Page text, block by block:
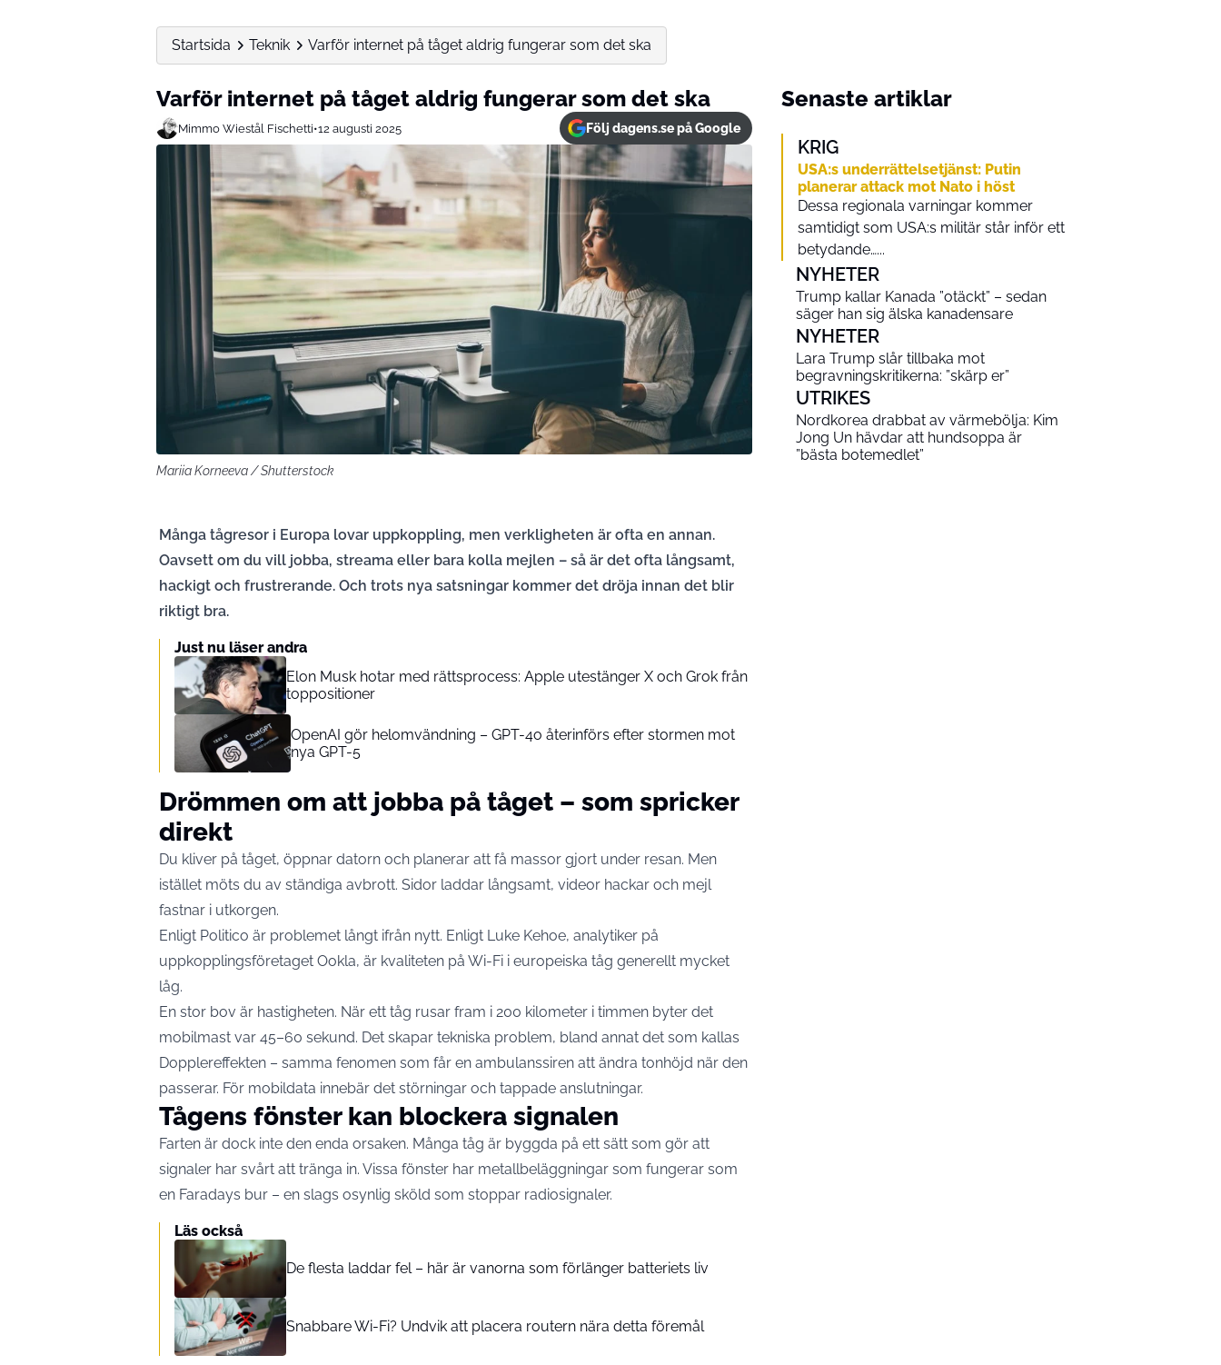
Startsida Teknik Varför internet på tåget aldrig fungerar som det ska
Varför internet på tåget aldrig fungerar som det ska
Mimmo Wiestål Fischetti•12 augusti 2025 Följ dagens.se på Google
Mariia Korneeva / Shutterstock
Många tågresor i Europa lovar uppkoppling, men verkligheten är ofta en annan.
Oavsett om du vill jobba, streama eller bara kolla mejlen – så är det ofta långsamt,
hackigt och frustrerande. Och trots nya satsningar kommer det dröja innan det blir
riktigt bra.
Just nu läser andra
Elon Musk hotar med rättsprocess: Apple utestänger X och Grok från
toppositioner
OpenAI gör helomvändning – GPT-4o återinförs efter stormen mot
nya GPT-5
Drömmen om att jobba på tåget – som spricker
direkt
Du kliver på tåget, öppnar datorn och planerar att få massor gjort under resan. Men
istället möts du av ständiga avbrott. Sidor laddar långsamt, videor hackar och mejl
fastnar i utkorgen.
Enligt Politico är problemet långt ifrån nytt. Enligt Luke Kehoe, analytiker på
uppkopplingsföretaget Ookla, är kvaliteten på Wi-Fi i europeiska tåg generellt mycket
låg.
En stor bov är hastigheten. När ett tåg rusar fram i 200 kilometer i timmen byter det
mobilmast var 45–60 sekund. Det skapar tekniska problem, bland annat det som kallas
Dopplereffekten – samma fenomen som får en ambulanssiren att ändra tonhöjd när den
passerar. För mobildata innebär det störningar och tappade anslutningar.
Tågens fönster kan blockera signalen
Farten är dock inte den enda orsaken. Många tåg är byggda på ett sätt som gör att
signaler har svårt att tränga in. Vissa fönster har metallbeläggningar som fungerar som
en Faradays bur – en slags osynlig sköld som stoppar radiosignaler.
Läs också
De flesta laddar fel – här är vanorna som förlänger batteriets liv
Snabbare Wi-Fi? Undvik att placera routern nära detta föremål
Senaste artiklar
KRIG
USA:s underrättelsetjänst: Putin
planerar attack mot Nato i höst
Dessa regionala varningar kommer
samtidigt som USA:s militär står inför ett
betydande…...
NYHETER
Trump kallar Kanada ”otäckt” – sedan
säger han sig älska kanadensare
NYHETER
Lara Trump slår tillbaka mot
begravningskritikerna: ”skärp er”
UTRIKES
Nordkorea drabbat av värmebölja: Kim
Jong Un hävdar att hundsoppa är
”bästa botemedlet”